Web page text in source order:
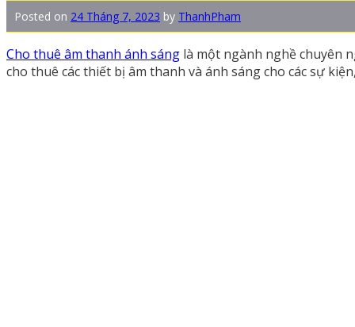
Posted on 24 Tháng 7, 2023 by ThanhPham
Cho thuê âm thanh ánh sáng là một ngành nghề chuyên
cho thuê các thiết bị âm thanh và ánh sáng cho các sự